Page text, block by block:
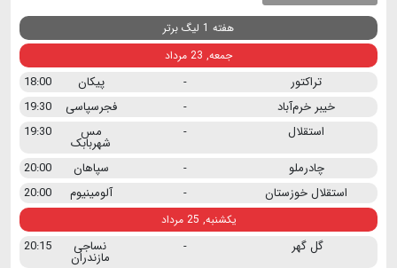
هفته 1 لیگ برتر
جمعه, 23 مرداد
تراکتور - پیکان
18:00
خیبر خرم‌آباد
- فجرسپاسی
19:30
استقلال
- مس
شهربابک
19:30
چادرملو
- سپاهان
20:00
استقلال خوزستان
- آلومینیوم 20:00
یکشنبه, 25 مرداد
گل گهر - نساجی
مازندران
20:15